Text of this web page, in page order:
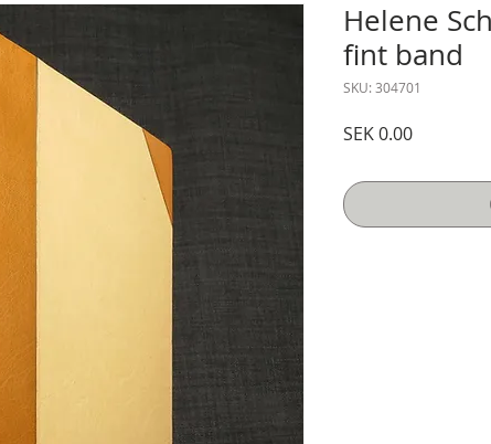
Helene
fint band
SKU: 304701
SEK 0.00Price